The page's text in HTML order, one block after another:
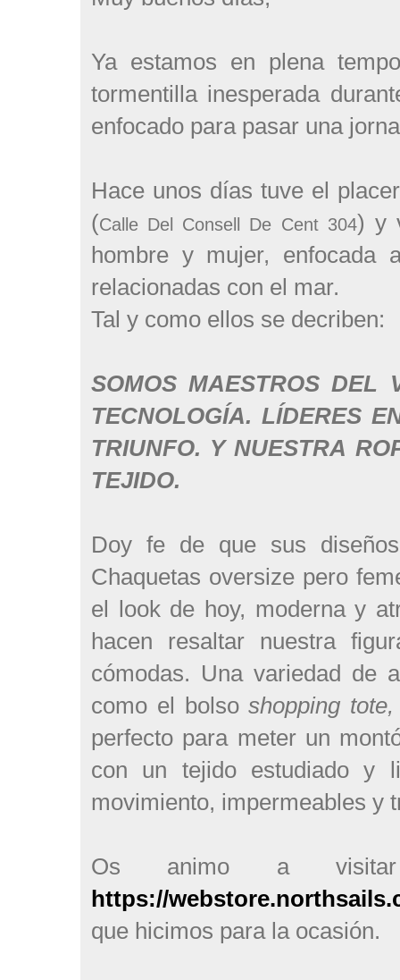
Ya estamos en plena
tormentilla inesperada
enfocado para pasar una
Hace unos días tuve el
(Calle Del Consell De Cent 304) y
hombre y mujer, enfocada
relacionadas con el mar.
Tal y como ellos se decriben:
SOMOS MAESTROS DEL
TECNOLOGÍA. LÍDERES
TRIUNFO. Y NUESTRA
TEJIDO.
Doy fe de que sus
Chaquetas oversize pero
el look de hoy, moderna y
hacen resaltar nuestra
cómodas. Una variedad de
como el bolsoshopping tote,
perfecto para meter un
con un tejido estudiado y
movimiento, impermeables y
Os animo a
https://
que hicimos para la ocasión.